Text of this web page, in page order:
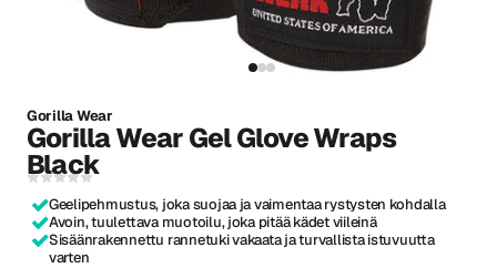
Gorilla Wear
Gorilla Wear Gel Glove Wraps
Black
Geelipehmustus, joka suojaa ja vaimentaa rystysten kohdalla
Avoin, tuulettava muotoilu, joka pitää kädet viileinä
Sisäänrakennettu rannetuki vakaata ja turvallista istuvuutta
varten